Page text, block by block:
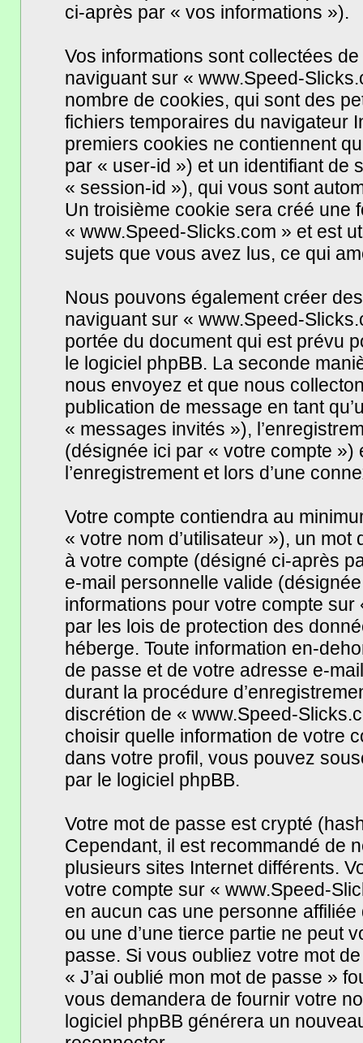
ci-après par « vos informations »).
Vos informations sont collectées
naviguant sur « www.Speed-
nombre de cookies, qui sont des
fichiers temporaires du navigateur
premiers cookies ne contiennent
par « user-id ») et un identifiant de
« session-id »), qui vous sont
Un troisième cookie sera créé une
« www.Speed-Slicks.com » et est
sujets que vous avez lus, ce qui
Nous pouvons également créer
naviguant sur « www.Speed-
portée du document qui est prévu
le logiciel phpBB. La seconde
nous envoyez et que nous
publication de message en tant
« messages invités »),
(désignée ici par « votre compte
l’enregistrement et lors d’une
Votre compte contiendra au
« votre nom d’utilisateur »), un
à votre compte (désigné ci-après
e-mail personnelle valide
informations pour votre compte
par les lois de protection des
héberge. Toute information en-
de passe et de votre adresse e-
durant la procédure
discrétion de « www.Speed-
choisir quelle information de votre
dans votre profil, vous pouvez
par le logiciel phpBB.
Votre mot de passe est crypté
Cependant, il est recommandé de
plusieurs sites Internet différents.
votre compte sur « www.Speed-
en aucun cas une personne
ou une d’une tierce partie ne peut
passe. Si vous oubliez votre mot
« J’ai oublié mon mot de passe »
vous demandera de fournir votre
logiciel phpBB générera un